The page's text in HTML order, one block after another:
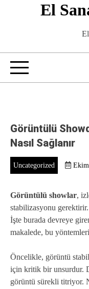
El
Görüntülü
Nasıl Sağlanır
Uncategorized
Görüntülü showlar,
stabilizasyonu
İşte burada devreye
makalede, bu
Öncelikle, görüntü
için kritik bir unsurdur.
görüntü sürekli titriyor.